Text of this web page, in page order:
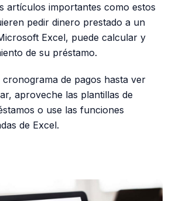
artículos importantes como estos
pedir dinero prestado a un
Excel, puede calcular y
de su préstamo.
de pagos hasta ver
aproveche las plantillas de
o use las funciones
de Excel.